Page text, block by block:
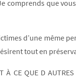
comprends que
d’une même
tout en
À CE QUE D